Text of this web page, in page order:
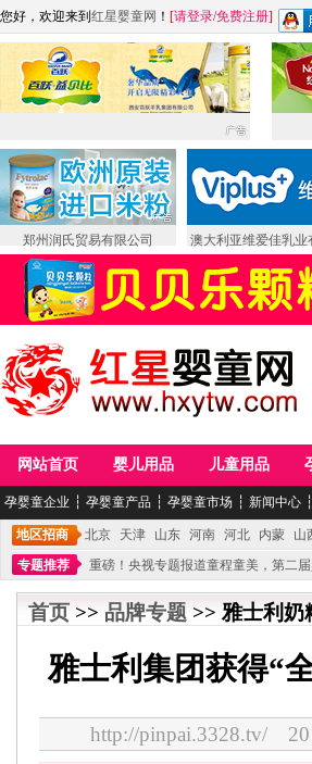
您好，欢迎来到 红星婴童网 ！ [请登录/免费注册]
郑州润氏贸易有限公司 澳大利亚维爱佳乳业
网站首页 婴儿用品 儿童用品
孕婴童企业 ┆ 孕婴童产品 ┆ 孕婴童市场 ┆ 新闻中心 ┆
地区招商 北京 天津 山东 河南 河北 内蒙 山
专题推荐
重磅！央视专题报道童程童美，第二
不能再单纯地销售产品,而要向增强服务转型,毕竟母
首页 >> 品牌专题 >> 雅士利奶
雅士利集团获得“
http://pinpai.3328.tv/